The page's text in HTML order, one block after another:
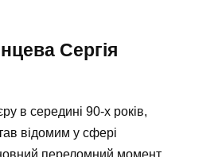
Сергія
в середині 90-х років,
відомим у сфері
переломний момент